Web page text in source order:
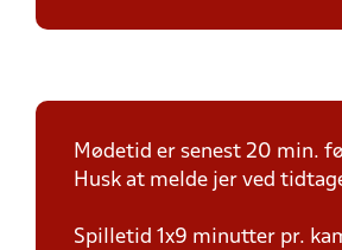
Mødetid er senest 20 min.
Husk at melde jer ved
Spilletid 1x9 minutter pr.